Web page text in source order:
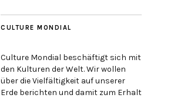
CULTURE MONDIAL
Culture Mondial beschäftigt sich mit
den Kulturen der Welt. Wir wollen
über die Vielfältigkeit auf unserer
Erde berichten und damit zum Erhalt